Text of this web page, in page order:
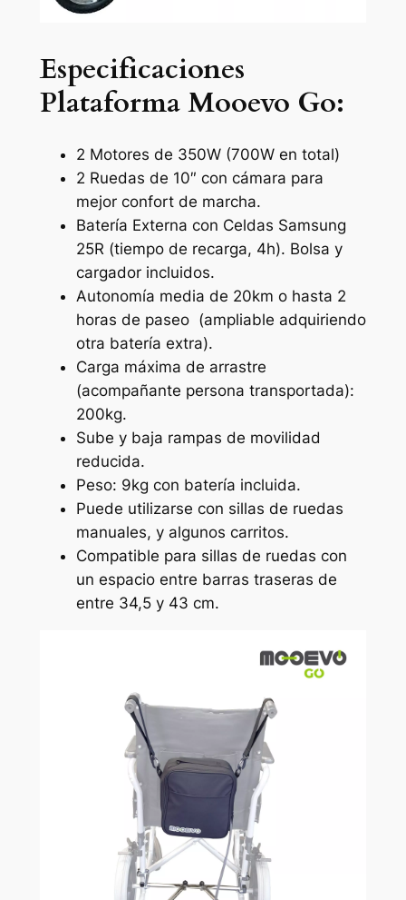
Especificaciones
Plataforma Mooevo Go:
2 Motores de 350W (700W en total)
2 Ruedas de 10″ con cámara para
mejor confort de marcha.
Batería Externa con Celdas Samsung
25R (tiempo de recarga, 4h). Bolsa y
cargador incluidos.
Autonomía media de 20km o hasta 2
horas de paseo (ampliable adquiriendo
otra batería extra).
Carga máxima de arrastre
(acompañante persona transportada):
200kg.
Sube y baja rampas de movilidad
reducida.
Peso: 9kg con batería incluida.
Puede utilizarse con sillas de ruedas
manuales, y algunos carritos.
Compatible para sillas de ruedas con
un espacio entre barras traseras de
entre 34,5 y 43 cm.